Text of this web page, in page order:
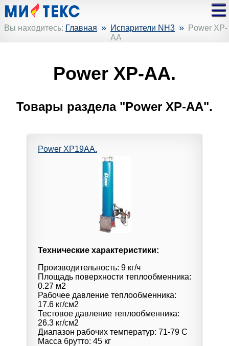
Вы находитесь: Главная » Испарители NH3 »
Power XP-
AA
Power XP-AA.
Товары раздела "Power XP-AA".
Power XP19AA.
Технические характеристики:
Производительность: 9 кг/ч
Площадь поверхности теплообменника:
0.27 м2
Рабочее давление теплообменника:
17.6 кг/см2
Тестовое давление теплообменника:
26.3 кг/см2
Диапазон рабочих температур: 71-79 C
Масса брутто: 45 кг